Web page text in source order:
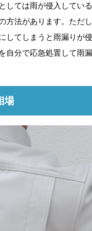
しては雨が侵入してい
方法があります。ただし
してしまうと雨漏りが
自分で応急処置して雨
場